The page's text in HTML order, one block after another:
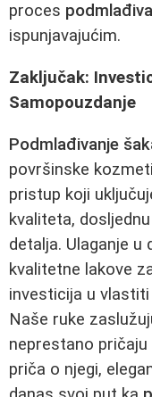
proces
ispunjavajućim.
Zaključak:
Samopouzdanje
Podmlađivanje
površinske
pristup koji
kvaliteta,
detalja. Ulaganje u
kvalitetne lakove
investicija u
Naše ruke
neprestano
priča o njegi,